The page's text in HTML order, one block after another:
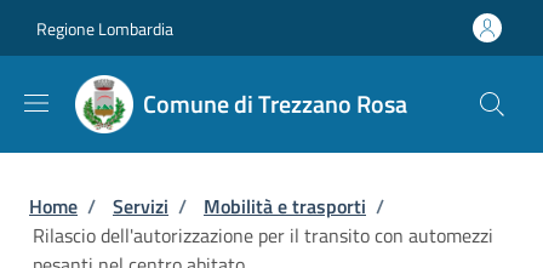
Regione Lombardia
Comune di Trezzano Rosa
Briciole di pane
Home / Servizi / Mobilità e trasporti /
Rilascio dell'autorizzazione per il transito con automezzi